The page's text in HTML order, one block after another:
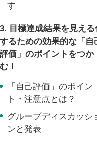
す
3. 目標達成結果を見える
するための効果的な「自
評価」のポイントをつか
む！
「自己評価」のポイン
ト・注意点とは？
グループディスカッシ
ンと発表